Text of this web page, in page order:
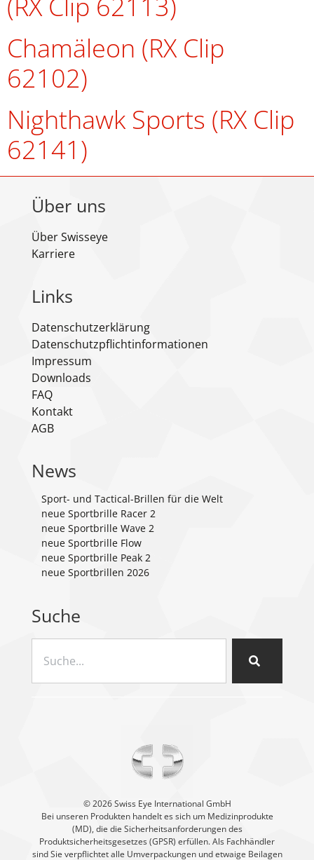
Chamäleon (RX Clip
62102)
Nighthawk Sports (RX Clip
62141)
Über uns
Über Swisseye
Karriere
Links
Datenschutzerklärung
Datenschutzpflichtinformationen
Impressum
Downloads
FAQ
Kontakt
AGB
News
Sport- und Tactical-Brillen für die Welt
neue Sportbrille Racer 2
neue Sportbrille Wave 2
neue Sportbrille Flow
neue Sportbrille Peak 2
neue Sportbrillen 2026
Suche
©️ 2026 Swiss Eye International GmbH
Bei unseren Produkten handelt es sich um Medizinprodukte
(MD), die die Sicherheitsanforderungen des
Produktsicherheitsgesetzes (GPSR) erfüllen. Als Fachhändler
sind Sie verpflichtet alle Umverpackungen und etwaige Beilagen